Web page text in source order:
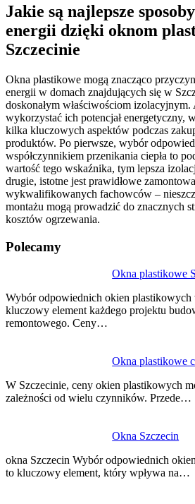
Jakie są najlepsze
energii dzięki oknom
Szczecinie
Okna plastikowe mogą znacząco
energii w domach znajdujących się w
doskonałym właściwościom
wykorzystać ich potencjał energetyczny,
kilka kluczowych aspektów podczas
produktów. Po pierwsze, wybór
współczynnikiem przenikania ciepła to
wartość tego wskaźnika, tym lepsza
drugie, istotne jest prawidłowe
wykwalifikowanych fachowców –
montażu mogą prowadzić do znacznych
kosztów ogrzewania.
Polecamy
Okna plastikowe
Wybór odpowiednich okien plastikowych
kluczowy element każdego projektu
remontowego. Ceny…
Okna plastikowe
W Szczecinie, ceny okien plastikowych
zależności od wielu czynników. Przede…
Okna Szczecin
okna Szczecin Wybór odpowiednich
to kluczowy element, który wpływa na…
wpisu